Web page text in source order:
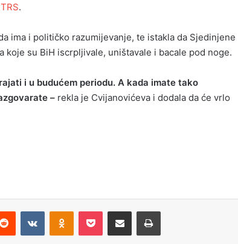
.
ima i političko razumijevanje, te istakla da Sjedinjene
su BiH iscrpljivale, uništavale i bacale pod noge.
i u budućem periodu. A kada imate tako
– rekla je Cvijanovićeva i dodala da će vrlo